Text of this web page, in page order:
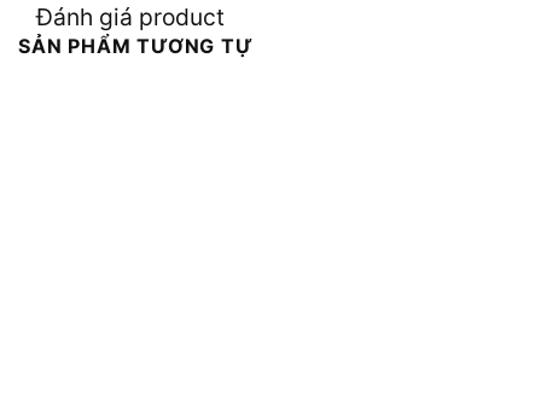
Đánh giá product
SẢN PHẨM TƯƠNG TỰ